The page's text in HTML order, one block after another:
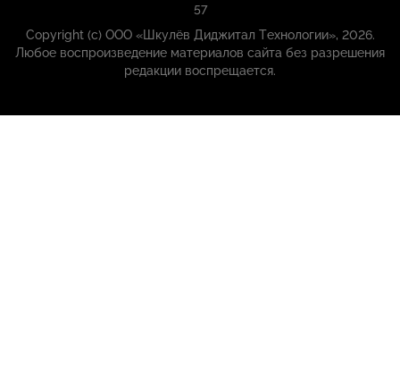
57
Copyright (с) ООО «Шкулёв Диджитал Технологии», 2026.
Любое воспроизведение материалов сайта без разрешения
редакции воспрещается.